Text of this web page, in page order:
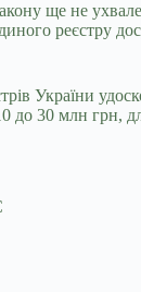
ще не
реєстру
України
до 30 млн грн,